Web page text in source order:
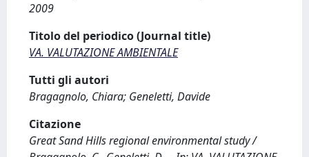
2009
Titolo del periodico (Journal title)
VA. VALUTAZIONE AMBIENTALE
Tutti gli autori
Bragagnolo, Chiara; Geneletti, Davide
Citazione
Great Sand Hills regional environmental study /